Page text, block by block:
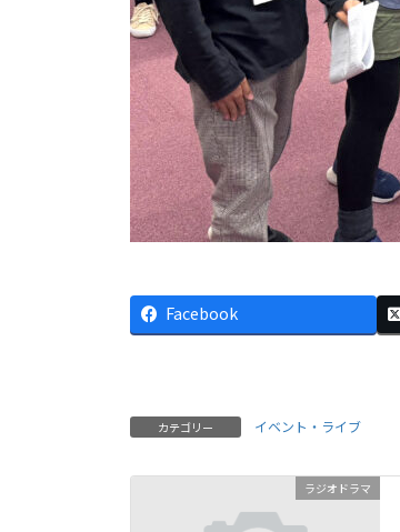
Facebook
カテゴリー イベント・ライブ
ラジオドラマ